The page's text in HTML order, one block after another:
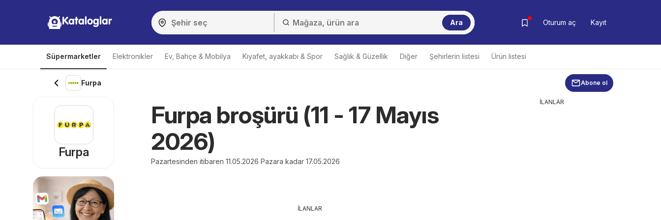
Kataloglar Ara Oturum aç Kayıt
Süpermarketler Elektronikler Ev, Bahçe & Mobilya Kıyafet, ayakkabı & Spor Sağlık & Güzellik Diğer Şehirlerin listesi Ürün listesi
Furpa Abone ol
Furpa broşürü (11 - 17 Mayıs
2026)
Pazartesinden itibaren 11.05.2026 Pazara kadar 17.05.2026
İLANLAR
Furpa
İLANLAR